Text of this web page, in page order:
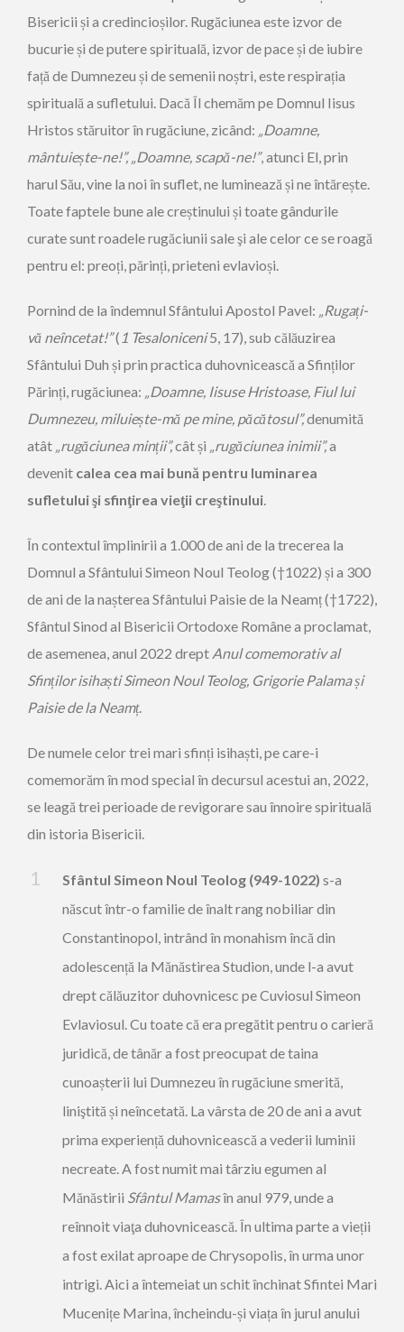
Bisericii și a credincioșilor. Rugăciunea este izvor de
bucurie și de putere spirituală, izvor de pace și de iubire
față de Dumnezeu și de semenii noștri, este respirația
spirituală a sufletului. Dacă Îl chemăm pe Domnul Iisus
Hristos stăruitor în rugăciune, zicând: „Doamne,
mântuiește-ne!”, „Doamne, scapă-ne!”, atunci El, prin
harul Său, vine la noi în suflet, ne luminează și ne întărește.
Toate faptele bune ale creștinului și toate gândurile
curate sunt roadele rugăciunii sale şi ale celor ce se roagă
pentru el: preoți, părinți, prieteni evlavioși.
Pornind de la îndemnul Sfântului Apostol Pavel: „Rugați-
vă neîncetat!”( 1 Tesaloniceni5, 17), sub călăuzirea
Sfântului Duh și prin practica duhovnicească a Sfinților
Părinți, rugăciunea: „Doamne, Iisuse Hristoase, Fiul lui
Dumnezeu, miluiește-mă pe mine, păcătosul”,denumită
atât „rugăciunea minții”,cât și „rugăciunea inimii”,a
devenit calea cea mai bună pentru luminarea
sufletului şi sfinţirea vieţii creştinului.
În contextul împlinirii a 1.000 de ani de la trecerea la
Domnul a Sfântului Simeon Noul Teolog (†1022) și a 300
de ani de la nașterea Sfântului Paisie de la Neamț (†1722),
Sfântul Sinod al Bisericii Ortodoxe Române a proclamat,
de asemenea, anul 2022 drept Anul comemorativ al
Sfinților isihaști Simeon Noul Teolog, Grigorie Palamași
Paisie de la Neamț.
De numele celor trei mari sfinți isihaști, pe care-i
comemorăm în mod special în decursul acestui an, 2022,
se leagă trei perioade de revigorare sau înnoire spirituală
din istoria Bisericii.
Sfântul Simeon Noul Teolog (949-1022) s-a
născut într-o familie de înalt rang nobiliar din
Constantinopol, intrând în monahism încă din
adolescență la Mănăstirea Studion, unde l-a avut
drept călăuzitor duhovnicesc pe Cuviosul Simeon
Evlaviosul. Cu toate că era pregătit pentru o carieră
juridică, de tânăr a fost preocupat de taina
cunoașterii lui Dumnezeu în rugăciune smerită,
liniştită și neîncetată. La vârsta de 20 de ani a avut
prima experiență duhovnicească a vederii luminii
necreate. A fost numit mai târziu egumen al
Mănăstirii Sfântul Mamasîn anul 979, unde a
reînnoit viaţa duhovnicească. În ultima parte a vieții
a fost exilat aproape de Chrysopolis, în urma unor
intrigi. Aici a întemeiat un schit închinat Sfintei Mari
Mucenițe Marina, încheindu-și viața în jurul anului